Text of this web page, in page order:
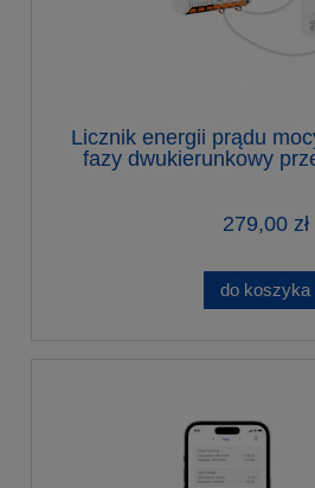
Licznik energii prądu
fazy dwukierunkowy
279,00 zł
do koszyka